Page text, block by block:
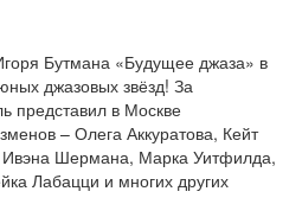
Бутмана «Будущее джаза» в
джазовых звёзд! За
представил в Москве
– Олега Аккуратова, Кейт
Шермана, Марка Уитфилда,
Лабацци и многих других